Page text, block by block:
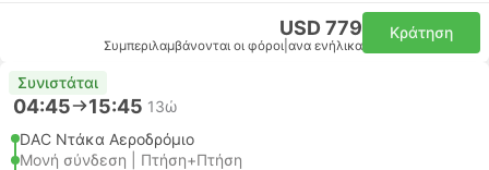
USD 779
Συμπεριλαμβάνονται οι φόροι ανα ενήλικα
Κράτηση
Συνιστάται
04:45 15:45 13ώ
DAC Ντάκα Αεροδρόμιο
Μονή σύνδεση | Πτήση+Πτήση